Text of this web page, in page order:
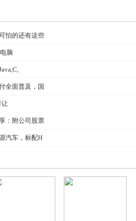
怕的还有这些
脑
全面普及，国
让
：附公司股票
汽车，标配H